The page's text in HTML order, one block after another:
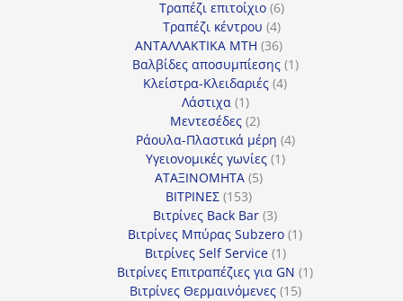
προϊόντα
Τραπέζι επιτοίχιο 66
προϊόντα
Τραπέζι κέντρου 44
προϊόντα
ΑΝΤΑΛΛΑΚΤΙΚΑ MTH 3636
προϊόντα
Βαλβίδες αποσυμπίεσης 11
Κλείστρα-Κλειδαριές 44
Λάστιχα 11
προϊόν
Μεντεσέδες 22
προϊόντα
Ράουλα-Πλαστικά μέρη 44
Υγειονομικές γωνίες 11
ΑΤΑΞΙΝΟΜΗΤΑ 55
ΒΙΤΡΙΝΕΣ 153153
προϊόντα
Βιτρίνες Back Bar 33
προϊόντα
Βιτρίνες Mπύρας Subzero 11
Βιτρίνες Self Service 11
προϊόν
Βιτρίνες Επιτραπέζιες για GN 11
Βιτρίνες Θερμαινόμενες 1515